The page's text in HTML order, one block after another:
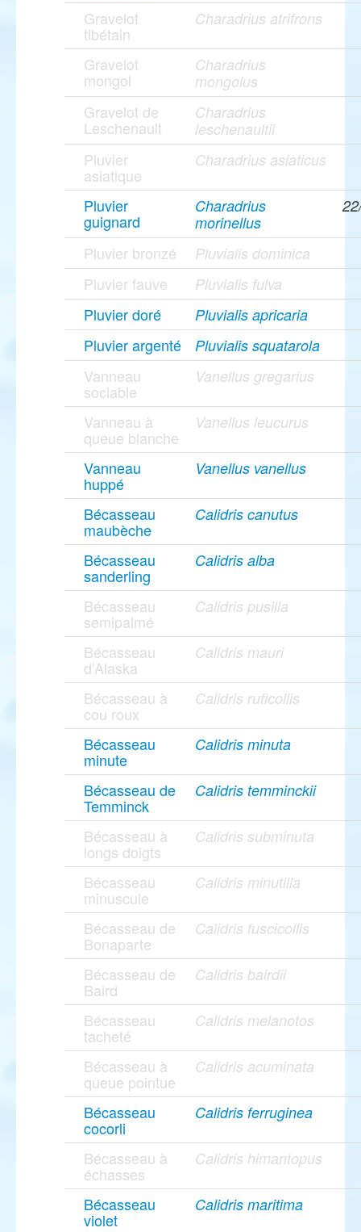
Gravelot
tibétain
Charadrius atrifrons
Gravelot
mongol
Charadrius
mongolus
Gravelot de
Leschenault
Charadrius
leschenaultii
Pluvier
asiatique
Charadrius asiaticus
Pluvier
guignard
Charadrius
morinellus
Pluvier bronzé Pluvialis dominica
Pluvier fauve Pluvialis fulva
Pluvier doré Pluvialis apricaria
Pluvier argenté Pluvialis squatarola
Vanneau
sociable
Vanellus gregarius
Vanneau à
queue blanche
Vanellus leucurus
Vanneau
huppé
Vanellus vanellus
Bécasseau
maubèche
Calidris canutus
Bécasseau
sanderling
Calidris alba
Bécasseau
semipalmé
Calidris pusilla
Bécasseau
d'Alaska
Calidris mauri
Bécasseau à
cou roux
Calidris ruficollis
Bécasseau
minute
Calidris minuta
Bécasseau de
Temminck
Calidris temminckii
Bécasseau à
longs doigts
Calidris subminuta
Bécasseau
minuscule
Calidris minutilla
Bécasseau de
Bonaparte
Calidris fuscicollis
Bécasseau de
Baird
Calidris bairdii
Bécasseau
tacheté
Calidris melanotos
Bécasseau à
queue pointue
Calidris acuminata
Bécasseau
cocorli
Calidris ferruginea
Bécasseau à
échasses
Calidris himantopus
Bécasseau
violet
Calidris maritima